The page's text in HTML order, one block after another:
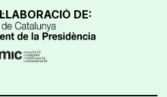
DE: